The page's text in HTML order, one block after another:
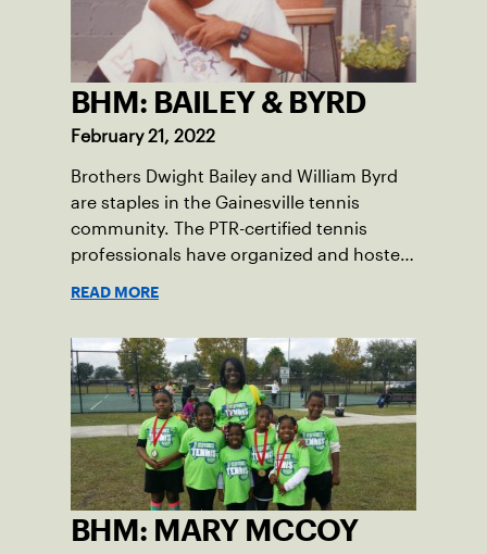
BHM: BAILEY & BYRD
February 21, 2022
Brothers Dwight Bailey and William Byrd
are staples in the Gainesville tennis
community. The PTR-certified tennis
professionals have organized and hosted
years.
READ MORE
BHM: MARY MCCOY